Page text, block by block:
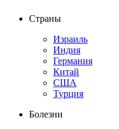
Страны
Израиль
Индия
Германия
Китай
США
Турция
Болезни